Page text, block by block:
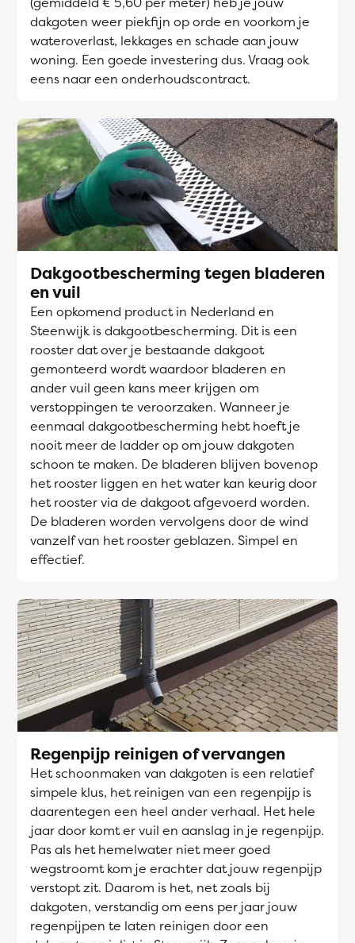
dakgoten weer piekfijn op orde en voorkom je
wateroverlast, lekkages en schade aan jouw
woning. Een goede investering dus. Vraag ook
eens naar een onderhoudscontract.
Dakgootbescherming tegen bladeren
en vuil
Een opkomend product in Nederland en
Steenwijk is dakgootbescherming. Dit is een
rooster dat over je bestaande dakgoot
gemonteerd wordt waardoor bladeren en
ander vuil geen kans meer krijgen om
verstoppingen te veroorzaken. Wanneer je
eenmaal dakgootbescherming hebt hoeft je
nooit meer de ladder op om jouw dakgoten
schoon te maken. De bladeren blijven bovenop
het rooster liggen en het water kan keurig door
het rooster via de dakgoot afgevoerd worden.
De bladeren worden vervolgens door de wind
vanzelf van het rooster geblazen. Simpel en
effectief.
Regenpijp reinigen of vervangen
Het schoonmaken van dakgoten is een relatief
simpele klus, het reinigen van een regenpijp is
daarentegen een heel ander verhaal. Het hele
jaar door komt er vuil en aanslag in je regenpijp.
Pas als het hemelwater niet meer goed
wegstroomt kom je erachter dat jouw regenpijp
verstopt zit. Daarom is het, net zoals bij
dakgoten, verstandig om eens per jaar jouw
regenpijpen te laten reinigen door een